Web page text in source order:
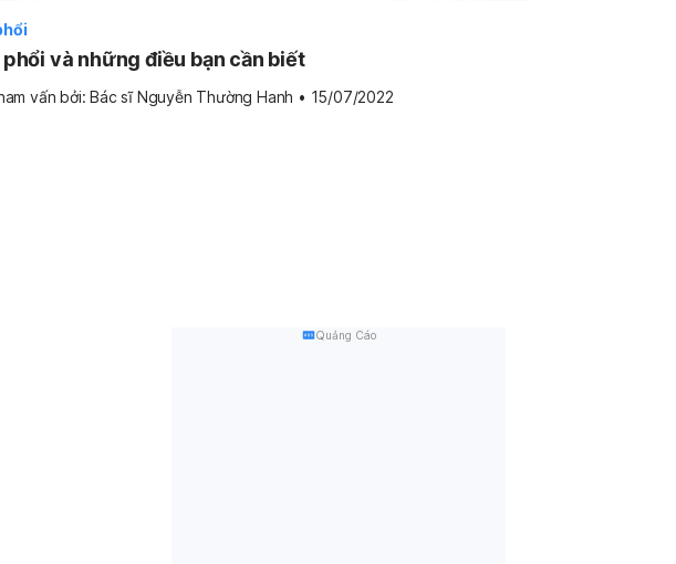
phổi và những điều bạn cần biết
vấn bởi: Bác sĩ Nguyễn Thường Hanh • 15/07/2022
Quảng Cáo